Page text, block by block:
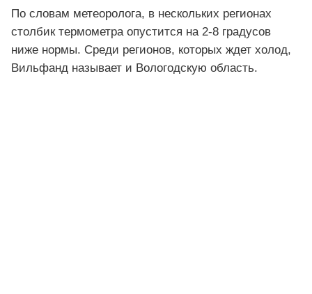
По словам метеоролога, в нескольких регионах
столбик термометра опустится на 2-8 градусов
ниже нормы. Среди регионов, которых ждет холод,
Вильфанд называет и Вологодскую область.